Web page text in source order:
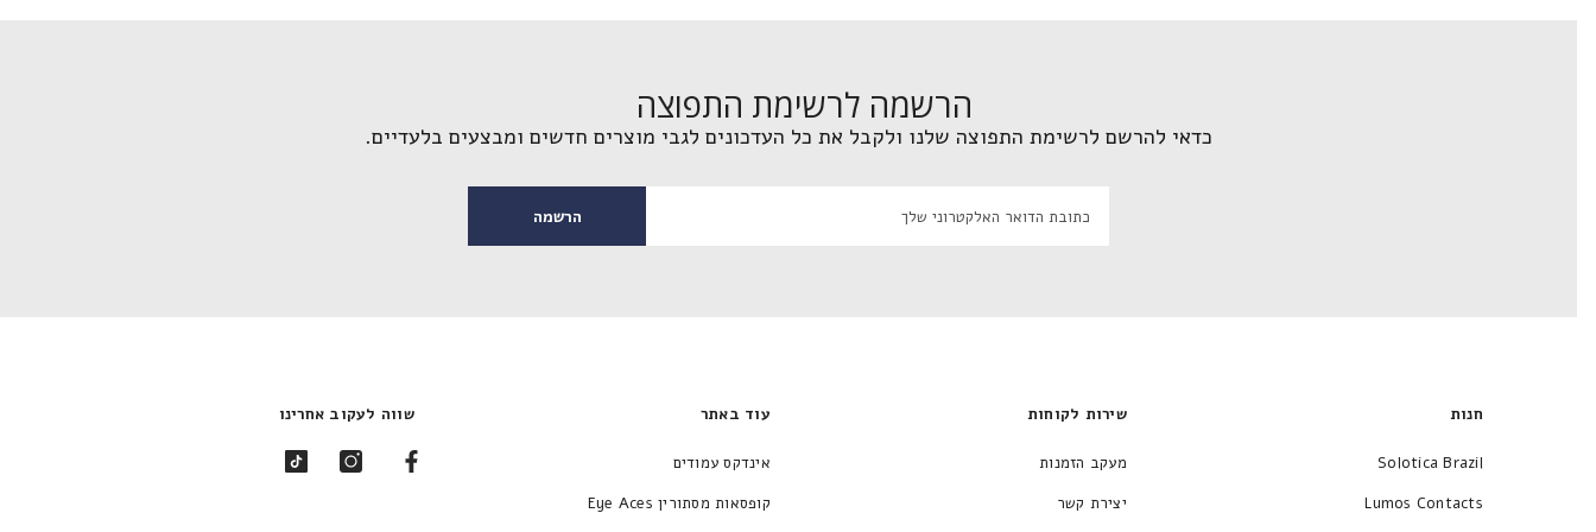
הרשמה לרשימת התפוצה
כדאי להרשם לרשימת התפוצה שלנו ולקבל את כל העדכונים לגבי מוצרים חדשים ומבצעים בלעדיים.
הרשמה
חנות
Solotica Brazil
Lumos Contacts
שירות לקוחות
מעקב הזמנות
יצירת קשר
עוד באתר
אינדקס עמודים
קופסאות מסתורין Eye Aces
שווה לעקוב אחרינו